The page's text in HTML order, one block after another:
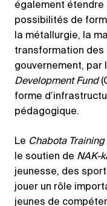
également étendre
possibilités de
la métallurgie, la
transformation des
gouvernement, par
Development Fund
forme
pédagogique.
Le Chabota
le soutien de NAK-
jeunesse, des
jouer un rôle
jeunes de